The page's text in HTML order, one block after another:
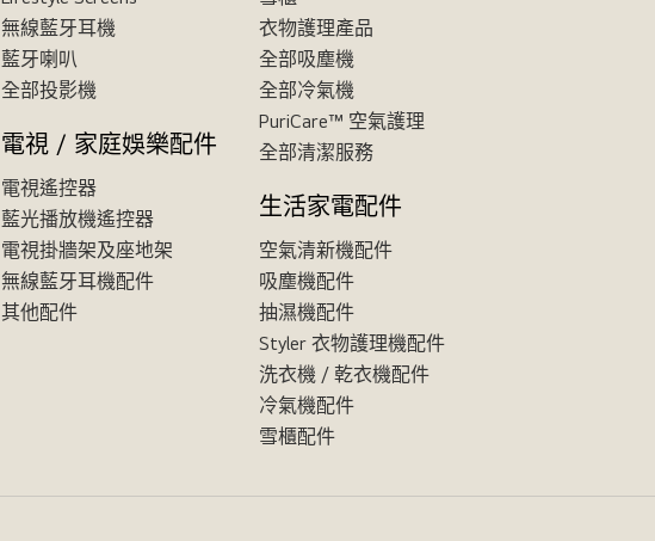
無線藍牙耳機
藍牙喇叭
全部投影機
電視 / 家庭娛樂配件
電視遙控器
藍光播放機遙控器
電視掛牆架及座地架
無線藍牙耳機配件
其他配件
衣物護理產品
全部吸塵機
全部冷氣機
PuriCare™ 空氣護理
全部清潔服務
生活家電配件
空氣清新機配件
吸塵機配件
抽濕機配件
Styler 衣物護理機配件
洗衣機 / 乾衣機配件
冷氣機配件
雪櫃配件